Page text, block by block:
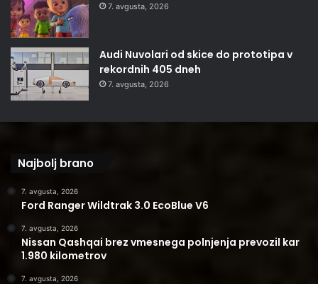
7. avgusta, 2026
Audi Nuvolari od skice do prototipa v
rekordnih 405 dneh
7. avgusta, 2026
Najbolj brano
7. avgusta, 2026
Ford Ranger Wildtrak 3.0 EcoBlue V6
7. avgusta, 2026
Nissan Qashqai brez vmesnega polnjenja prevozil kar
1.980 kilometrov
7. avgusta, 2026